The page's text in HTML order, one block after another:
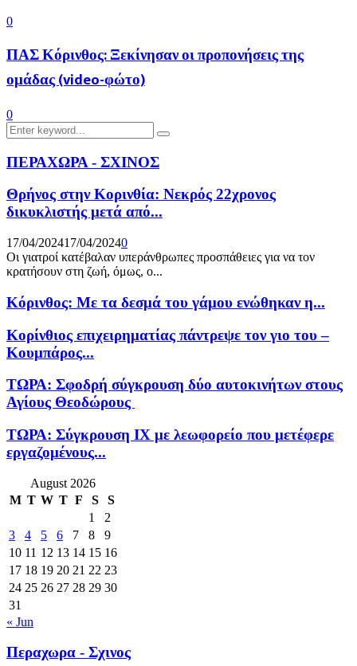
0
ΠΑΣ Κόρινθος: Ξεκίνησαν οι προπονήσεις της
ομάδας (video-φώτο)
0
Search
for:
Search
ΠΕΡΑΧΩΡΑ - ΣΧΙΝΟΣ
Θρήνος στην Κορινθία: Νεκρός 22χρονος
δικυκλιστής μετά από...
17/04/202417/04/20240
Οι γιατροί κατέβαλαν υπεράνθρωπες προσπάθειες για να τον
κρατήσουν στη ζωή, όμως, ο...
Κόρινθος: Με τα δεσμά του γάμου ενώθηκαν η...
Κορίνθιος επιχειρηματίας πάντρεψε τον γιο του –
Κουμπάρος...
ΤΩΡΑ: Σφοδρή σύγκρουση δύο αυτοκινήτων στους
Αγίους Θεοδώρους
ΤΩΡΑ: Σύγκρουση ΙΧ με λεωφορείο που μετέφερε
εργαζομένους...
August 2026
M T W T F S
S
1
2
3
4 5 6 7 8
9
10 11 12 13 14 15 16
17 18 19 20 21 22 23
24 25 26 27 28 29 30
31
« Jun
Περαχωρα - Σχινος